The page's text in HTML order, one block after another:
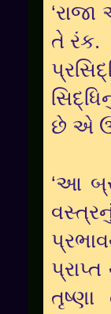
તે રંક.
છે એ
‘આ
તૃષ્ણા